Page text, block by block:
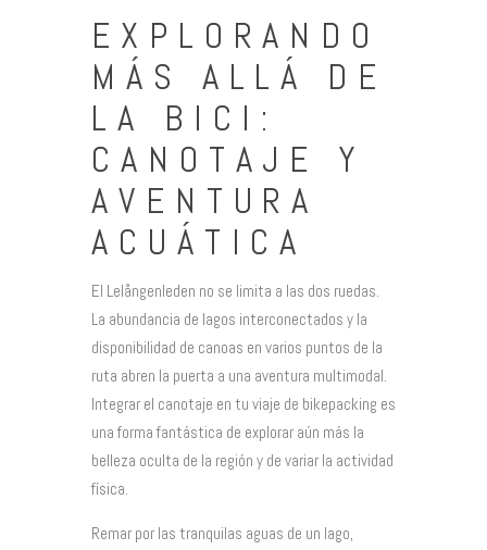
EXPLORANDO
MÁS ALLÁ DE
LA BICI:
CANOTAJE Y
AVENTURA
ACUÁTICA
El Lelångenleden no se limita a las dos ruedas.
La abundancia de lagos interconectados y la
disponibilidad de canoas en varios puntos de la
ruta abren la puerta a una aventura multimodal.
Integrar el canotaje en tu viaje de bikepacking es
una forma fantástica de explorar aún más la
belleza oculta de la región y de variar la actividad
física.
Remar por las tranquilas aguas de un lago,